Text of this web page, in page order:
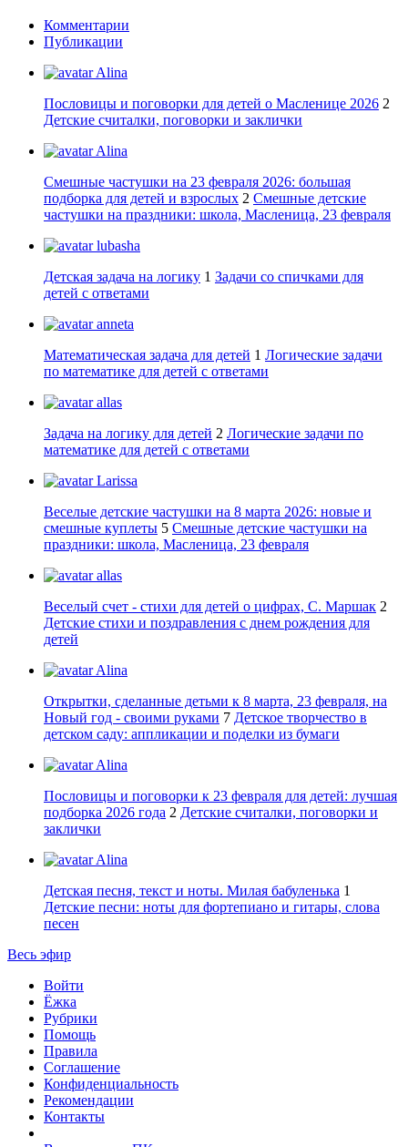
Комментарии
Публикации
Alina
Пословицы и поговорки для детей о Масленице 2026 2
Детские считалки, поговорки и заклички
Alina
Смешные частушки на 23 февраля 2026: большая
подборка для детей и взрослых 2 Смешные детские
частушки на праздники: школа, Масленица, 23 февраля
lubasha
Детская задача на логику 1 Задачи со спичками для
детей с ответами
anneta
Математическая задача для детей 1 Логические задачи
по математике для детей с ответами
allas
Задача на логику для детей 2 Логические задачи по
математике для детей с ответами
Larissa
Веселые детские частушки на 8 марта 2026: новые и
смешные куплеты 5 Смешные детские частушки на
праздники: школа, Масленица, 23 февраля
allas
Веселый счет - стихи для детей о цифрах, С. Маршак 2
Детские стихи и поздравления с днем рождения для
детей
Alina
Открытки, сделанные детьми к 8 марта, 23 февраля, на
Новый год - своими руками 7 Детское творчество в
детском саду: аппликации и поделки из бумаги
Alina
Пословицы и поговорки к 23 февраля для детей: лучшая
подборка 2026 года 2 Детские считалки, поговорки и
заклички
Alina
Детская песня, текст и ноты. Милая бабуленька 1
Детские песни: ноты для фортепиано и гитары, слова
песен
Весь эфир
Войти
Ёжка
Рубрики
Помощь
Правила
Соглашение
Конфиденциальность
Рекомендации
Контакты